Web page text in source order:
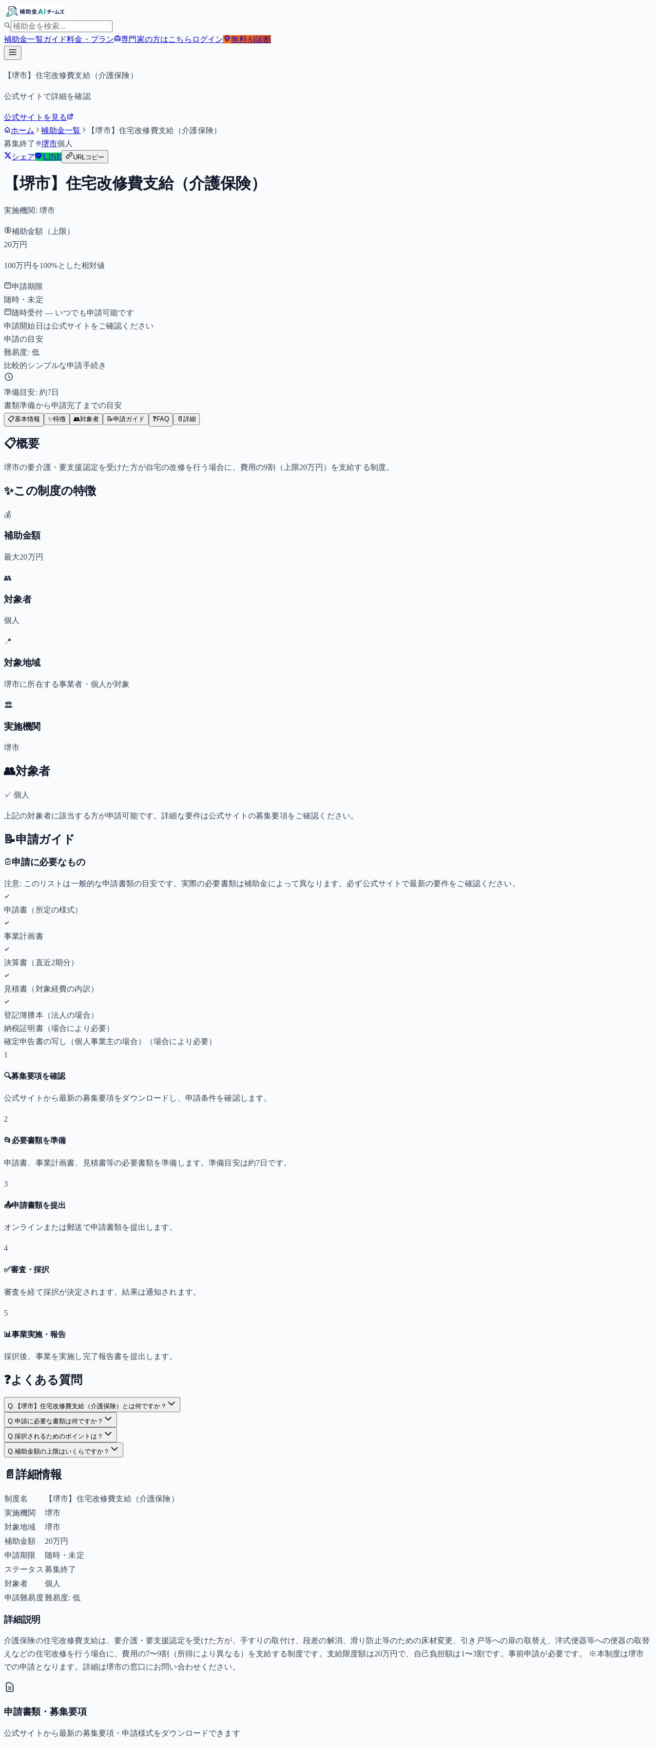
補助金一覧ガイド料金・プラン 専門家の方はこちら ログイン 無料AI診断
【堺市】住宅改修費支給（介護保険）
公式サイトで詳細を確認
公式サイトを見る
ホーム
補助金一覧
【堺市】住宅改修費支給（介護保険）
募集終了
堺市個人
シェア
LINE URLコピー
【堺市】住宅改修費支給（介護保険）
実施機関: 堺市
補助金額（上限）
20万円
100万円を100%とした相対値
申請期限
随時・未定
随時受付 — いつでも申請可能です
申請開始日は公式サイトをご確認ください
申請の目安
難易度: 低
比較的シンプルな申請手続き
準備目安: 約7日
書類準備から申請完了までの目安
📋基本情報 ✨特徴 👥対象者 📝申請ガイド ❓FAQ 📄 詳細
📋概要
堺市の要介護・要支援認定を受けた方が自宅の改修を行う場合に、費用の9割（上限20万円）を支給する制度。
✨この制度の特徴
💰
補助金額
最大20万円
👥
対象者
個人
📍
対象地域
堺市に所在する事業者・個人が対象
🏛️
実施機関
堺市
👥対象者
✓個人
上記の対象者に該当する方が申請可能です。詳細な要件は公式サイトの募集要項をご確認ください。
📝申請ガイド
申請に必要なもの
注意: このリストは一般的な申請書類の目安です。実際の必要書類は補助金によって異なります。必ず公式サイトで最新の要件をご確認ください。
申請書（所定の様式）
事業計画書
決算書（直近2期分）
見積書（対象経費の内訳）
登記簿謄本（法人の場合）
納税証明書（場合により必要）
確定申告書の写し（個人事業主の場合）
（場合により必要）
1
🔍募集要項を確認
公式サイトから最新の募集要項をダウンロードし、申請条件を確認します。
2
📂 必要書類を準備
申請書、事業計画書、見積書等の必要書類を準備します。準備目安は約7日です。
3
📤申請書類を提出
オンラインまたは郵送で申請書類を提出します。
4
✅審査・採択
審査を経て採択が決定されます。結果は通知されます。
5
📊事業実施・報告
採択後、事業を実施し完了報告書を提出します。
❓よくある質問
Q. 【堺市】住宅改修費支給（介護保険）とは何ですか？
Q.申請に必要な書類は何ですか？
Q.採択されるためのポイントは？
Q.補助金額の上限はいくらですか？
📄 詳細情報
制度名
【堺市】住宅改修費支給（介護保険）
実施機関
堺市
対象地域
堺市
補助金額
20万円
申請期限
随時・未定
ステータス 募集終了
対象者
個人
申請難易度難易度: 低
詳細説明
介護保険の住宅改修費支給は、要介護・要支援認定を受けた方が、手すりの取付け、段差の解消、滑り防止等のための床材変更、引き戸等への扉の取替え、洋式便器等への便器の取替
えなどの住宅改修を行う場合に、費用の7〜9割（所得により異なる）を支給する制度です。支給限度額は20万円で、自己負担額は1〜3割です。事前申請が必要です。 ※本制度は堺市
での申請となります。詳細は堺市の窓口にお問い合わせください。
申請書類・募集要項
公式サイトから最新の募集要項・申請様式をダウンロードできます